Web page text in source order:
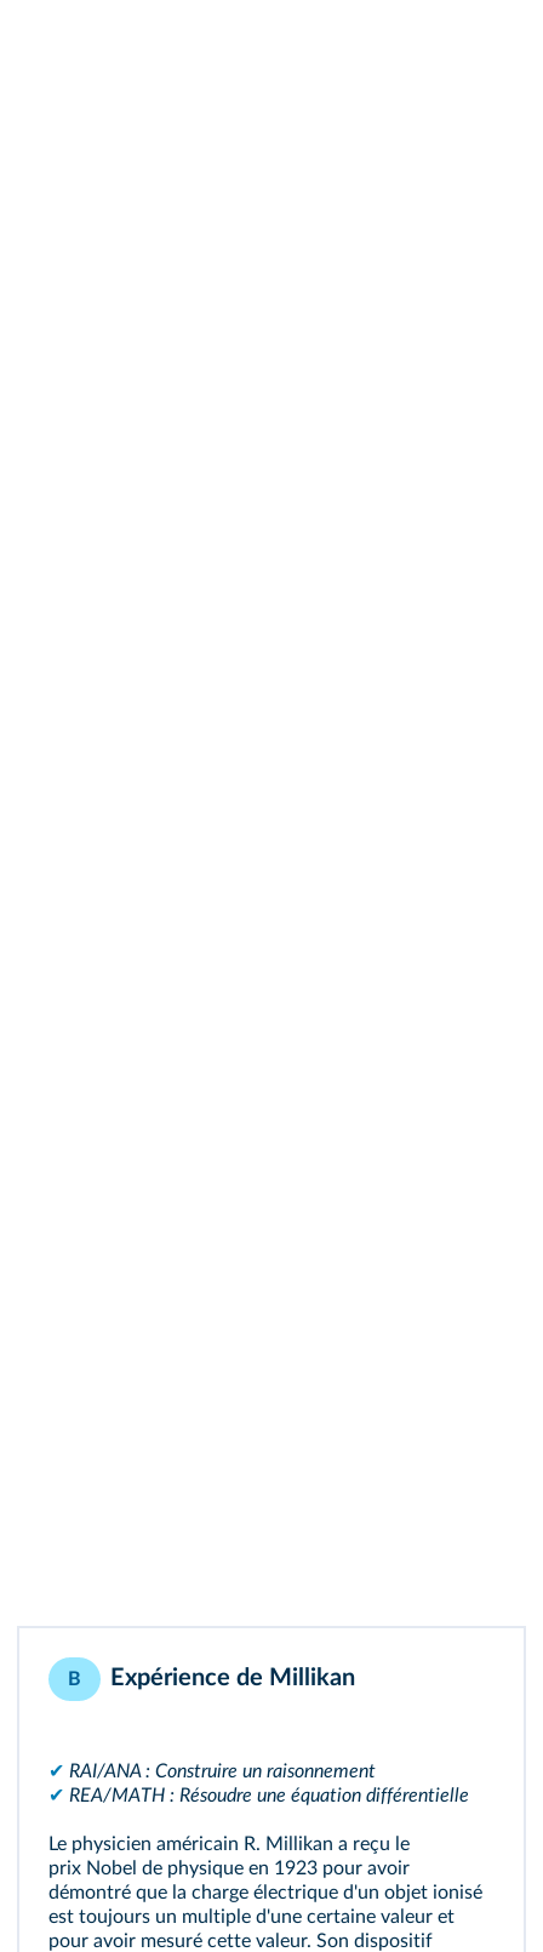
B Expérience de Millikan
✔ RAI/ANA : Construire un raisonnement
✔ REA/MATH : Résoudre une équation différentielle
Le physicien américain R. Millikan a reçu le
prix Nobel de physique en 1923 pour avoir
démontré que la charge électrique d'un objet ionisé
est toujours un multiple d'une certaine valeur et
pour avoir mesuré cette valeur. Son dispositif